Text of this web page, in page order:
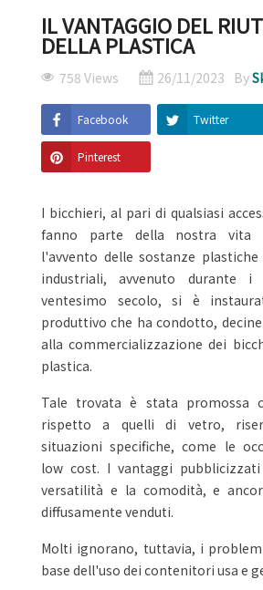
IL VANTAGGIO DEL
DELLA PLASTICA
758 Views 26/11/2023 By
Facebook Twitter
Pinterest
I bicchieri, al pari di qualsiasi
fanno parte della nostra vita
l'avvento delle sostanze
industriali, avvenuto durante
ventesimo secolo, si è
produttivo che ha condotto,
alla commercializzazione dei
plastica.
Tale trovata è stata promossa
rispetto a quelli di vetro,
situazioni specifiche, come le
low cost. I vantaggi
versatilità e la comodità, e
diffusamente venduti.
Molti ignorano, tuttavia, i
base dell'uso dei contenitori usa e